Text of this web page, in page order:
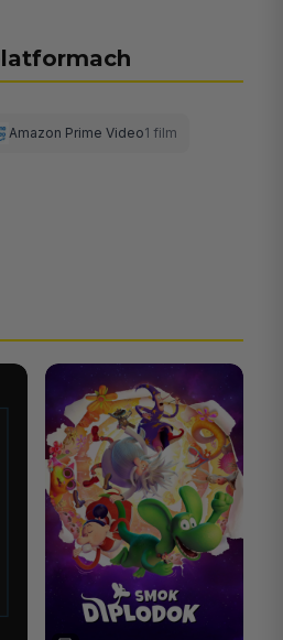
Amazon Prime Video1 film